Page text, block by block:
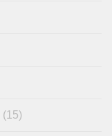
(15)